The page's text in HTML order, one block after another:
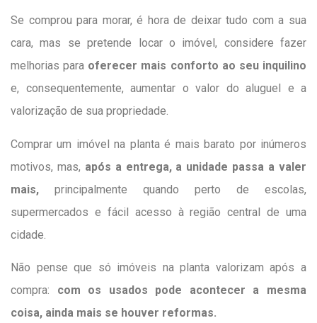
Se comprou para morar, é hora de deixar tudo com a sua
cara, mas se pretende locar o imóvel, considere fazer
melhorias para oferecer mais conforto ao seu inquilino
e, consequentemente, aumentar o valor do aluguel e a
valorização de sua propriedade.
Comprar um imóvel na planta é mais barato por inúmeros
motivos, mas, após a entrega, a unidade passa a valer
mais, principalmente quando perto de escolas,
supermercados e fácil acesso à região central de uma
cidade.
Não pense que só imóveis na planta valorizam após a
compra: com os usados pode acontecer a mesma
coisa, ainda mais se houver reformas.